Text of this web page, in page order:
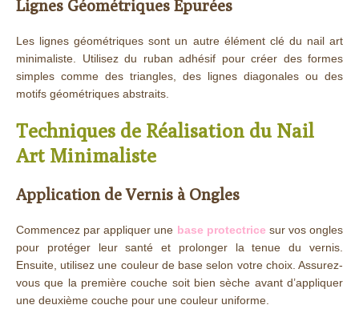
Lignes Géométriques Épurées
Les lignes géométriques sont un autre élément clé du nail art
minimaliste. Utilisez du ruban adhésif pour créer des formes
simples comme des triangles, des lignes diagonales ou des
motifs géométriques abstraits.
Techniques de Réalisation du Nail
Art Minimaliste
Application de Vernis à Ongles
Commencez par appliquer une base protectrice sur vos ongles
pour protéger leur santé et prolonger la tenue du vernis.
Ensuite, utilisez une couleur de base selon votre choix. Assurez-
vous que la première couche soit bien sèche avant d’appliquer
une deuxième couche pour une couleur uniforme.